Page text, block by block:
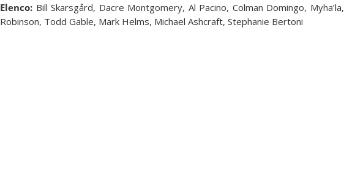
Elenco: Bill Skarsgård, Dacre Montgomery, Al Pacino, Colman Domingo,
Robinson, Todd Gable, Mark Helms, Michael Ashcraft, Stephanie Bertoni